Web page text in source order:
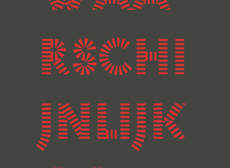
rschi
jnlijk